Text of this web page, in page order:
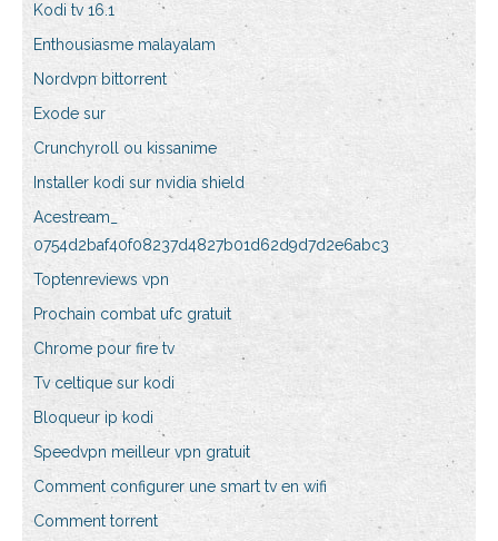
Kodi tv 16.1
Enthousiasme malayalam
Nordvpn bittorrent
Exode sur
Crunchyroll ou kissanime
Installer kodi sur nvidia shield
Acestream_
0754d2baf40f08237d4827b01d62d9d7d2e6abc3
Toptenreviews vpn
Prochain combat ufc gratuit
Chrome pour fire tv
Tv celtique sur kodi
Bloqueur ip kodi
Speedvpn meilleur vpn gratuit
Comment configurer une smart tv en wifi
Comment torrent